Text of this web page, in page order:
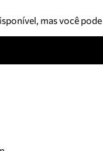
mas você pode